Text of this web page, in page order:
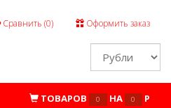
Сравнить (0) Оформить заказ
ТОВАРОВ 0 НА 0 P